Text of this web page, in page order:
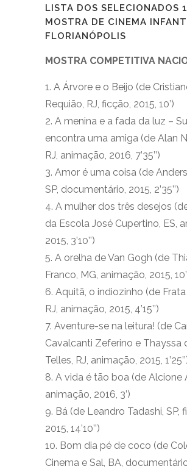
LISTA DOS SELECIONADOS
MOSTRA DE CINEMA
FLORIANÓPOLIS
MOSTRA COMPETITIVA
1. A Árvore e o Beijo (de
Requião, RJ, ficção, 2015, 10’)
2. A menina e a fada da luz –
encontra uma amiga (de Alan
RJ, animação, 2016, 7’35’’)
3. Amor é uma coisa (de
SP, documentário, 2015, 2’35’’)
4. A mulher dos três desejos
da Escola José Cupertino, ES,
2015, 3’10’’)
5. A orelha de Van Gogh (de
Franco, MG, animação, 2015,
6. Aquitã, o indiozinho (de Frata
RJ, animação, 2015, 4’15’’)
7. Aventure-se na leitura! (de
Cavalcanti Zeferino e Thayssa
Telles, RJ, animação, 2015,
8. A vida é tão boa (de Alcione
animação, 2016, 3’)
9. Bá (de Leandro Tadashi, SP,
2015, 14’10’’)
10. Bom dia pé de coco (de
Cinema e Sal, BA,